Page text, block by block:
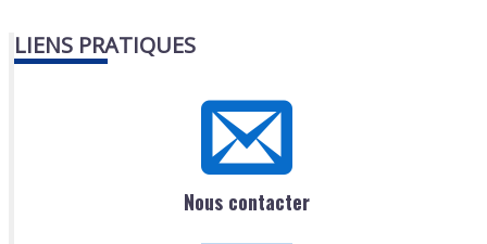
LIENS PRATIQUES
Nous contacter